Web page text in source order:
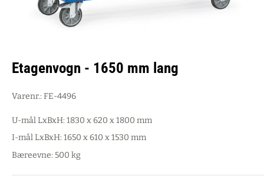
Etagenvogn - 1650 mm lang
Varenr.: FE-4496
U-mål LxBxH: 1830 x 620 x 1800 mm
I-mål LxBxH: 1650 x 610 x 1530 mm
Bæreevne: 500 kg